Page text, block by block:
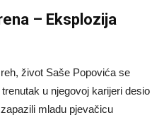
– Eksplozija
život Saše Popovića se
u njegovoj karijeri desio
mladu pjevačicu